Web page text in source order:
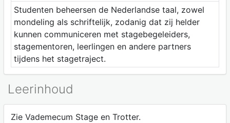
Studenten beheersen de Nederlandse taal, zowel
mondeling als schriftelijk, zodanig dat zij helder
kunnen communiceren met stagebegeleiders,
stagementoren, leerlingen en andere partners
tijdens het stagetraject.
Leerinhoud
Zie Vademecum Stage en Trotter.